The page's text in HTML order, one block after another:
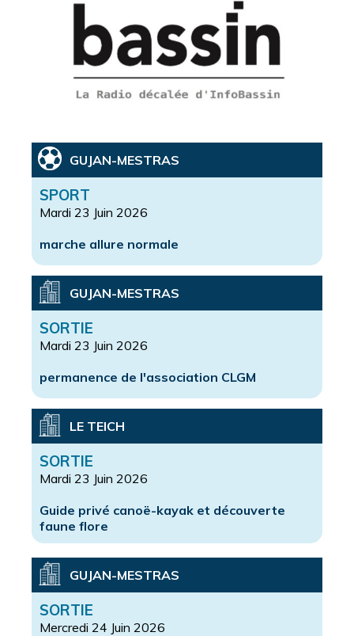
GUJAN-MESTRAS
SPORT
Mardi 23 Juin 2026
marche allure normale
GUJAN-MESTRAS
SORTIE
Mardi 23 Juin 2026
permanence de l'association CLGM
LE TEICH
SORTIE
Mardi 23 Juin 2026
Guide privé canoë-kayak et découverte
faune flore
GUJAN-MESTRAS
SORTIE
Mercredi 24 Juin 2026